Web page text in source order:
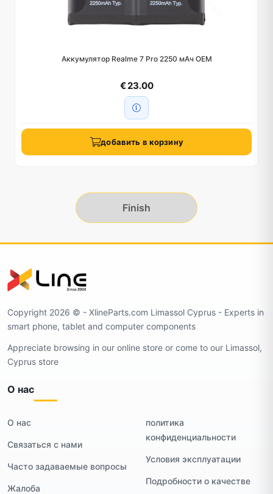
Аккумулятор Realme 7 Pro 2250 мАч OEM
€ 23.00
добавить в корзину
Finish
Copyright 2026 ©️ - XlineParts.com Limassol Cyprus - Experts in
smart phone, tablet and computer components
Appreciate browsing in our online store or come to our Limassol,
Cyprus store
О нас
О нас
Связаться с нами
Часто задаваемые вопросы
Жалоба
политика
конфиденциальности
Условия эксплуатации
Подробности о качестве